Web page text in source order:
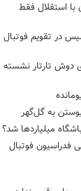
با استقلال فقط
در تقویم فوتبال
دوش تارتار نشسته
به گل‌گهر
میلیاردها شد؟
فدراسیون فوتبال